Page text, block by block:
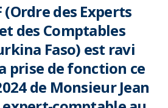
(Ordre des Experts
des Comptables
Faso) est ravi
prise de fonction ce
de Monsieur Jean